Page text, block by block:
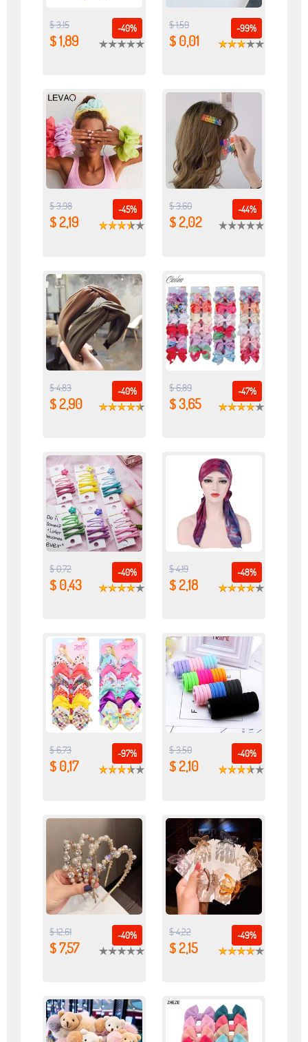
-40%
$ 3,15
$ 1,89
-99%
$ 1,59
$ 0,01
-45%
$ 3,98
$ 2,19
-44%
$ 3,60
$ 2,02
-40%
$ 4,83
$ 2,90
-47%
$ 6,89
$ 3,65
-40%
$ 0,72
$ 0,43
-48%
$ 4,19
$ 2,18
-97%
$ 6,73
$ 0,17
-40%
$ 3,50
$ 2,10
-40%
$ 12,61
$ 7,57
-49%
$ 4,22
$ 2,15